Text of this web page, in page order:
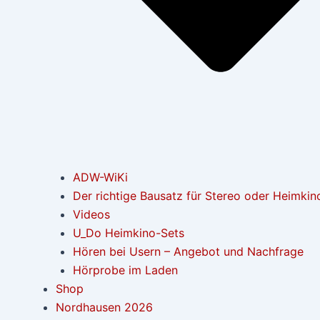
ADW-WiKi
Der richtige Bausatz für Stereo oder
Videos
U_Do Heimkino-Sets
Hören bei Usern – Angebot und Nachfrage
Hörprobe im Laden
Shop
Nordhausen 2026